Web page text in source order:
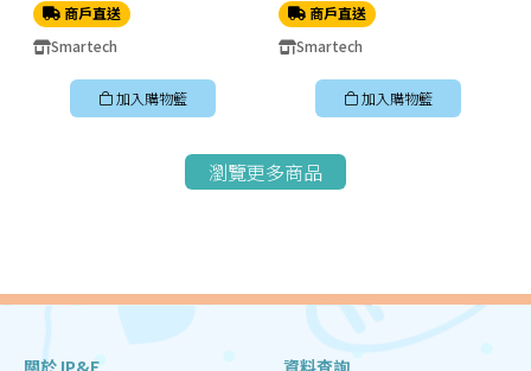
商戶直送
Smartech
加入購物籃
商戶直送
Smartech
加入購物籃
瀏覽更多商品
關於 IP&E 資料查詢